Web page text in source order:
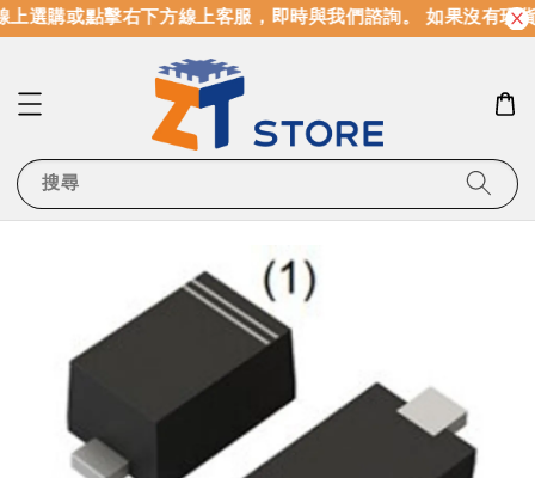
選購或點擊右下方線上客服，即時與我們諮詢。 如果沒有現
搜尋